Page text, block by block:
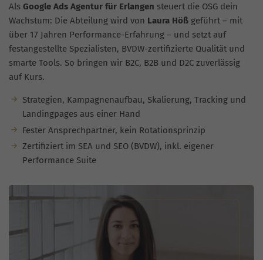
Als Google Ads Agentur für Erlangen steuert die OSG dein
Wachstum: Die Abteilung wird von Laura Höß geführt – mit
über 17 Jahren Performance-Erfahrung – und setzt auf
festangestellte Spezialisten, BVDW-zertifizierte Qualität und
smarte Tools. So bringen wir B2C, B2B und D2C zuverlässig
auf Kurs.
Strategien, Kampagnenaufbau, Skalierung, Tracking und
Landingpages aus einer Hand
Fester Ansprechpartner, kein Rotationsprinzip
Zertifiziert im SEA und SEO (BVDW), inkl. eigener
Performance Suite